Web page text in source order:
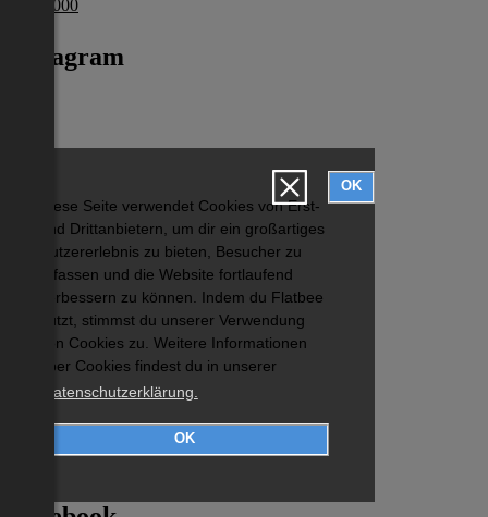
Diese Seite verwendet Cookies von Erst-
und Drittanbietern, um dir ein großartiges
Nutzererlebnis zu bieten, Besucher zu
erfassen und die Website fortlaufend
verbessern zu können. Indem du Flatbee
nutzt, stimmst du unserer Verwendung
von Cookies zu. Weitere Informationen
über Cookies findest du in unserer
Datenschutzerklärung.
OK
OK
€ 255 000
Instagram